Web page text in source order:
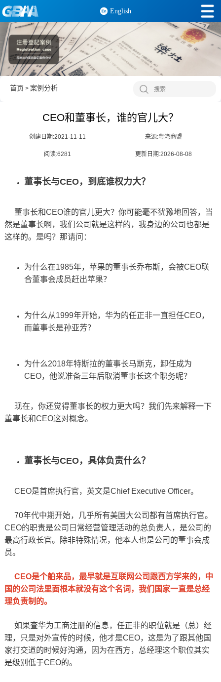
English
首页 > 案例分析
CEO和董事长，谁的官儿大？
创建日期:2021-11-11 来源:粤湾商盟
阅读:6281 更新日期:2026-08-08
董事长与CEO，到底谁权力大？
董事长和CEO谁的官儿更大？你可能毫不犹豫地回答，当
然是董事长啊，我们公司就是这样的，我身边的公司也都是
这样的。是吗？那请问：
为什么在1985年，苹果的董事长乔布斯，会被CEO联
合董事会成员赶出苹果？
为什么从1999年开始，华为的任正非一直担任CEO，
而董事长是孙亚芳？
为什么2018年特斯拉的董事长马斯克，卸任成为
CEO，他说准备三年后取消董事长这个职务呢？
现在，你还觉得董事长的权力更大吗？我们先来解释一下
董事长和CEO这对概念。
董事长与CEO，具体负责什么？
CEO是首席执行官，英文是Chief Executive Officer。
70年代中期开始，几乎所有美国大公司都有首席执行官。
CEO的职责是公司日常经营管理活动的总负责人，是公司的
最高行政长官。除非特殊情况，他本人也是公司的董事会成
员。
CEO是个舶来品，最早就是互联网公司跟西方学来的，中
国的公司法里面根本就没有这个名词，我们国家一直是总经
理负责制的。
如果查华为工商注册的信息，任正非的职位就是（总）经
理，只是对外宣传的时候，他才是CEO，这是为了跟其他国
家打交道的时候好沟通，因为在西方，总经理这个职位其实
是级别低于CEO的。